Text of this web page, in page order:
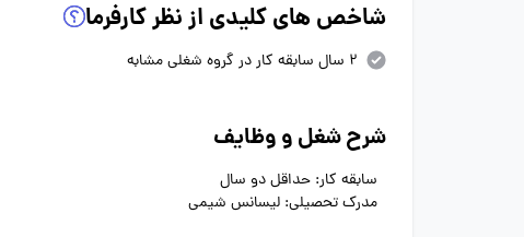
شاخص های کلیدی از نظر کارفرما
2 سال سابقه کار در گروه شغلی مشابه
شرح شغل و وظایف
سابقه کار: حداقل دو سال
مدرک تحصیلی: لیسانس شیمی